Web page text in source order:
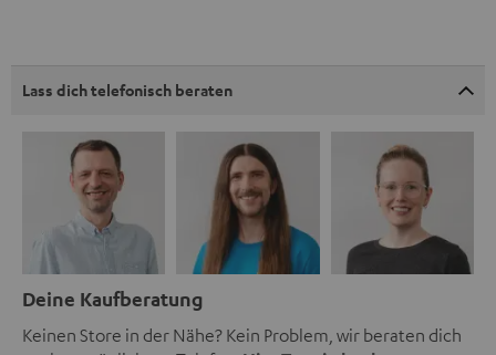
Lass dich telefonisch beraten
Deine Kaufberatung
Keinen Store in der Nähe? Kein Problem, wir beraten dich